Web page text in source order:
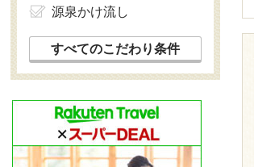
源泉かけ流し
すべてのこだわり条件